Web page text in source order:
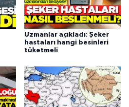
Uzmanlar açıkladı: Şeker
hastaları hangi besinleri
tüketmeli